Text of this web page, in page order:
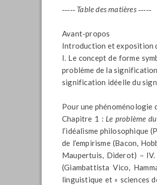
‑‑‑‑‑ Table des matières ‑‑‑‑‑
Avant-propos
Introduction et exposition
I. Le concept de forme
problème de la
signification idéelle du
Pour une phénoménologie
Chapitre 1 : Le problème
l’idéalisme philosophique
de l’empirisme (Bacon,
Maupertuis, Diderot) – IV.
(Giambattista Vico,
linguistique et « sciences